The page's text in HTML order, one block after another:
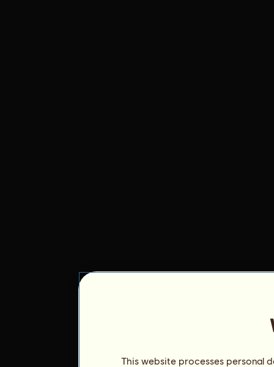
This website processes personal